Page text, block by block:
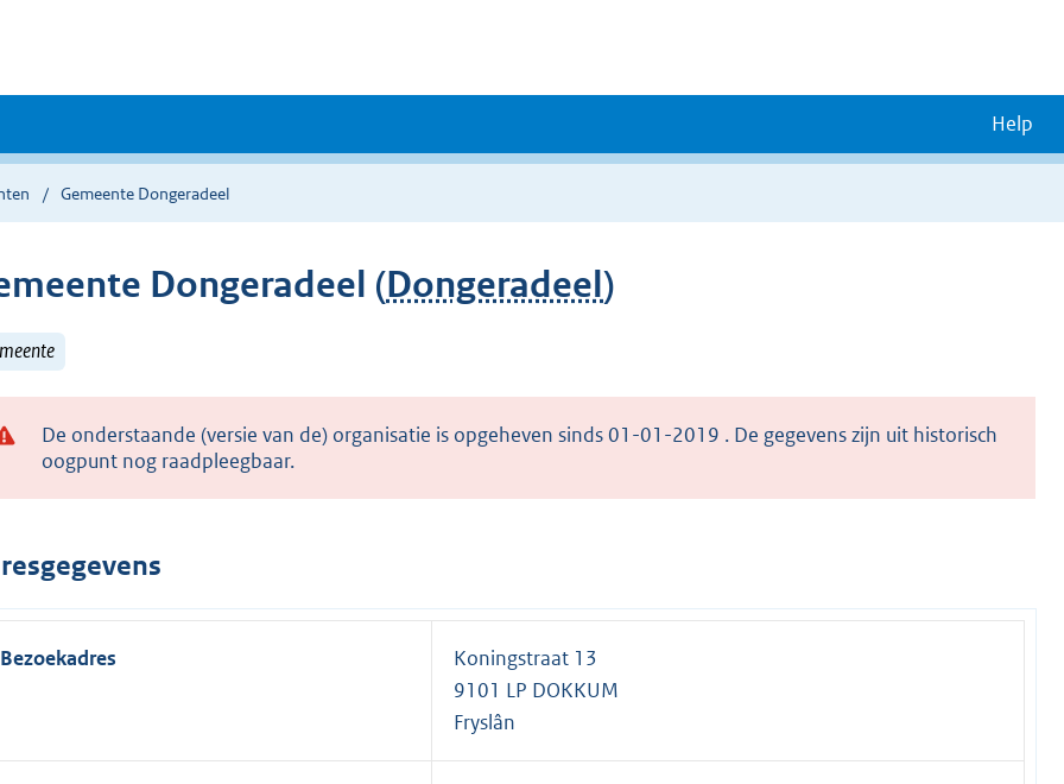
Help
Gemeente Dongeradeel
Dongeradeel (Dongeradeel)
De onderstaande (versie van de) organisatie is opgeheven sinds 01-01-2019 . De gegevens zijn uit historisch
oogpunt nog raadpleegbaar.
Bezoekadres
Koningstraat 13
9101 LP DOKKUM
Fryslân